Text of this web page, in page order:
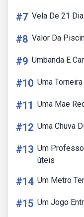
#7 Vela De 21
#8 Valor Da
#9 Umbanda E
#10 Uma
#11 Uma Mae
#12 Uma Chuva
#13 Um
úteis
#14 Um Metro
#15 Um Jogo